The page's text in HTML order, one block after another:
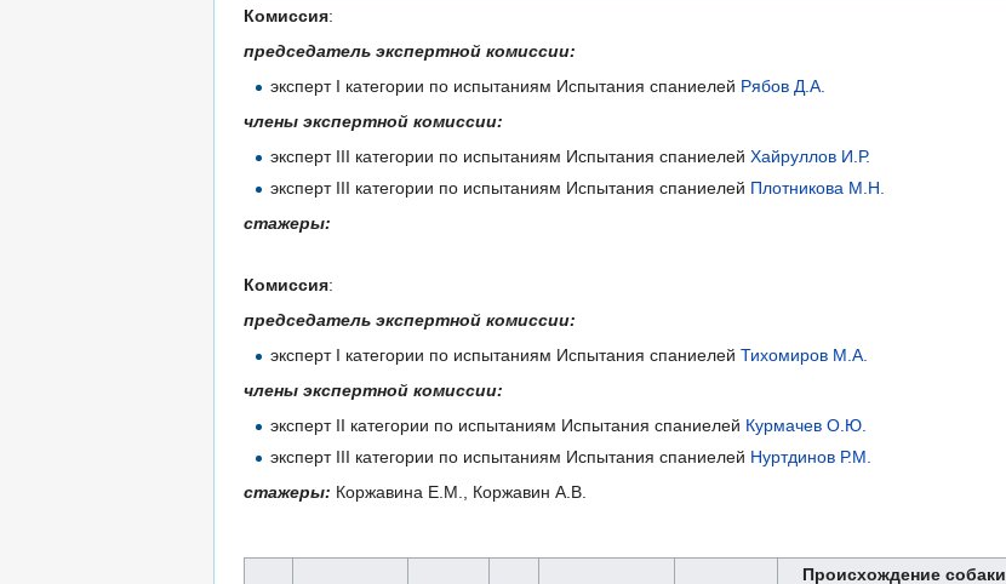
Комиссия:
председатель экспертной комиссии:
эксперт I категории по испытаниям Испытания спаниелей Рябов Д.А.
члены экспертной комиссии:
эксперт III категории по испытаниям Испытания спаниелейХайруллов И.Р.
эксперт III категории по испытаниям Испытания спаниелей Плотникова М.Н.
стажеры:
Комиссия:
председатель экспертной комиссии:
эксперт I категории по испытаниям Испытания спаниелейТихомиров М.А.
члены экспертной комиссии:
эксперт II категории по испытаниям Испытания спаниелей Курмачев О.Ю.
эксперт III категории по испытаниям Испытания спаниелей Нуртдинов Р.М.
стажеры: Коржавина Е.М., Коржавин А.В.
Происхождение собаки